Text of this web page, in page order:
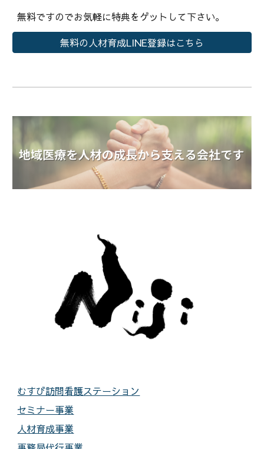
無料ですのでお気軽に特典をゲットして下さい。
無料の人材育成LINE登録はこちら
むすび訪問看護ステーション
セミナー事業
人材育成事業